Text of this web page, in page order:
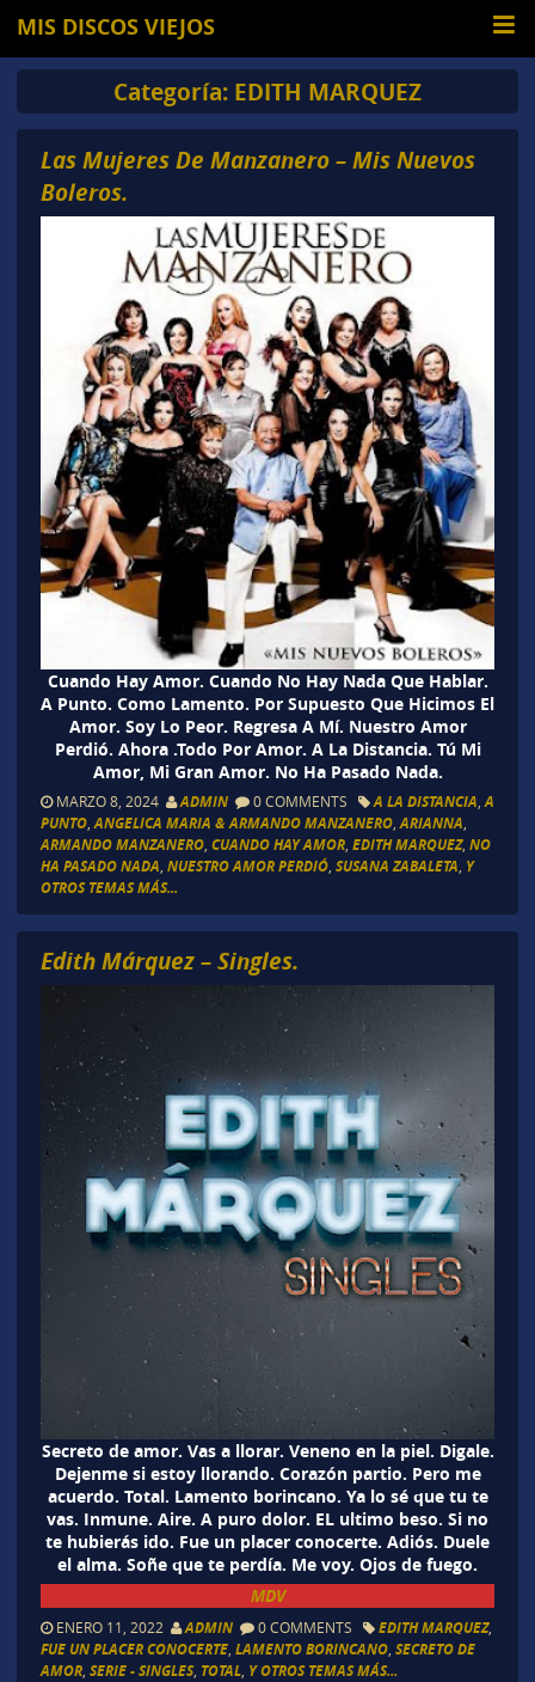
MIS DISCOS VIEJOS
Categoría: EDITH MARQUEZ
Las Mujeres De Manzanero – Mis Nuevos
Boleros.
Cuando Hay Amor. Cuando No Hay Nada Que Hablar.
A Punto. Como Lamento. Por Supuesto Que Hicimos El
Amor. Soy Lo Peor. Regresa A Mí. Nuestro Amor
Perdió. Ahora .Todo Por Amor. A La Distancia. Tú Mi
Amor, Mi Gran Amor. No Ha Pasado Nada.
MARZO 8, 2024 ADMIN 0 COMMENTS A LA DISTANCIA,A
PUNTO,ANGELICA MARIA & ARMANDO MANZANERO,ARIANNA,
ARMANDO MANZANERO, CUANDO HAY AMOR, EDITH MARQUEZ, NO
HA PASADO NADA, NUESTRO AMOR PERDIÓ, SUSANA ZABALETA, Y
OTROS TEMAS MÁS...
Edith Márquez – Singles.
Secreto de amor. Vas a llorar. Veneno en la piel. Digale.
Dejenme si estoy llorando. Corazón partio. Pero me
acuerdo. Total. Lamento borincano. Ya lo sé que tu te
vas. Inmune. Aire. A puro dolor. EL ultimo beso. Si no
te hubierás ido. Fue un placer conocerte. Adiós. Duele
el alma. Soñe que te perdía. Me voy. Ojos de fuego.
MDV
ENERO 11, 2022 ADMIN 0 COMMENTS EDITH MARQUEZ,
FUE UN PLACER CONOCERTE, LAMENTO BORINCANO, SECRETO DE
AMOR, SERIE - SINGLES, TOTAL, Y OTROS TEMAS MÁS...